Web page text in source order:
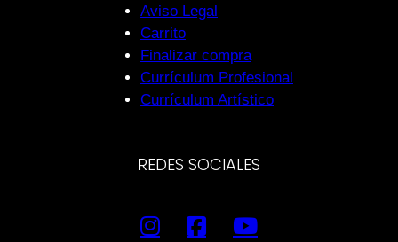
Aviso Legal
Carrito
Finalizar compra
Currículum Profesional
Currículum Artístico
REDES SOCIALES